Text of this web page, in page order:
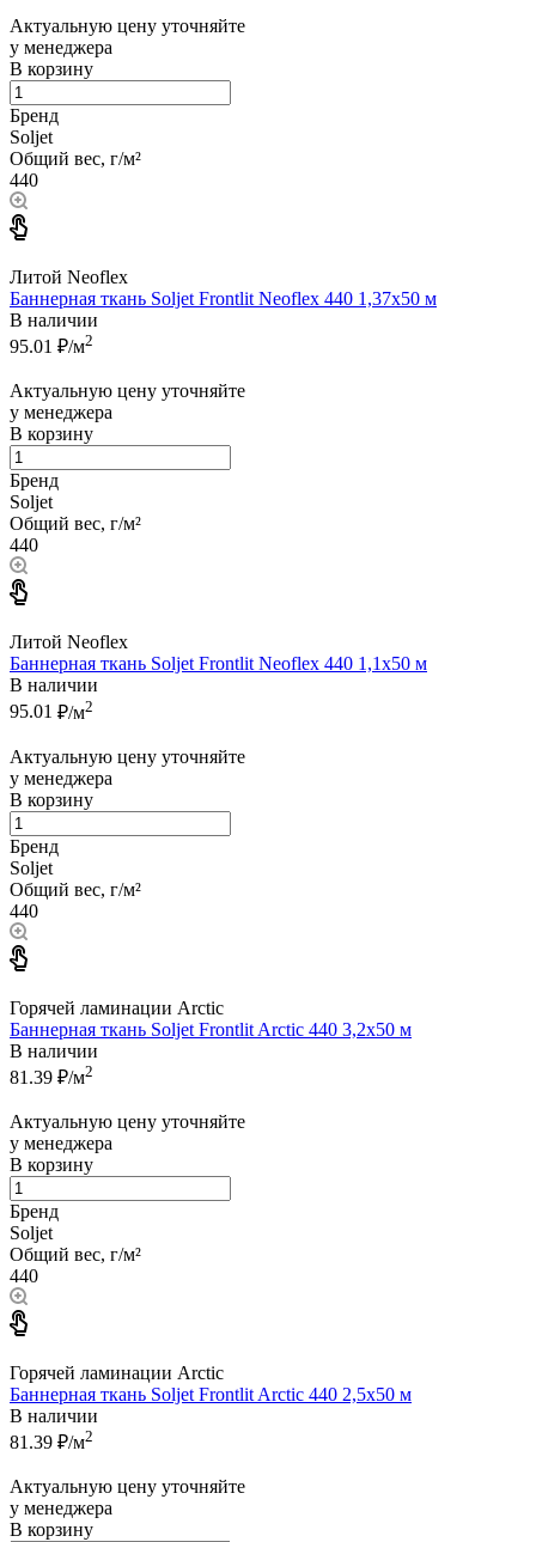
Актуальную цену уточняйте
у менеджера
В корзину
Бренд
Soljet
Общий вес, г/м²
440
Литой Neoflex
Баннерная ткань Soljet Frontlit Neoflex 440 1,37x50 м
В наличии
95.01 ₽/м2
Актуальную цену уточняйте
у менеджера
В корзину
Бренд
Soljet
Общий вес, г/м²
440
Литой Neoflex
Баннерная ткань Soljet Frontlit Neoflex 440 1,1x50 м
В наличии
95.01 ₽/м2
Актуальную цену уточняйте
у менеджера
В корзину
Бренд
Soljet
Общий вес, г/м²
440
Горячей ламинации Arctic
Баннерная ткань Soljet Frontlit Arctic 440 3,2x50 м
В наличии
81.39 ₽/м2
Актуальную цену уточняйте
у менеджера
В корзину
Бренд
Soljet
Общий вес, г/м²
440
Горячей ламинации Arctic
Баннерная ткань Soljet Frontlit Arctic 440 2,5x50 м
В наличии
81.39 ₽/м2
Актуальную цену уточняйте
у менеджера
В корзину